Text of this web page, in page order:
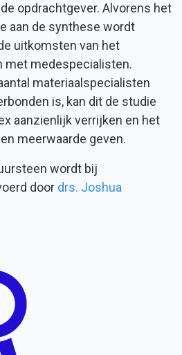
opdrachtgever. Alvorens het
aan de synthese wordt
uitkomsten van het
met medespecialisten.
materiaalspecialisten
is, kan dit de studie
aanzienlijk verrijken en het
meerwaarde geven.
wordt bij
door drs. Joshua